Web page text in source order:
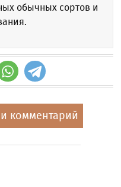
обычных сортов и
комментарий